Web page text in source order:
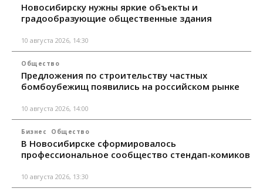
Новосибирску нужны яркие объекты и
градообразующие общественные здания
10 августа 2026, 14:30
Общество
Предложения по строительству частных
бомбоубежищ появились на российском рынке
10 августа 2026, 14:00
Бизнес Общество
В Новосибирске сформировалось
профессиональное сообщество стендап-комиков
10 августа 2026, 13:30